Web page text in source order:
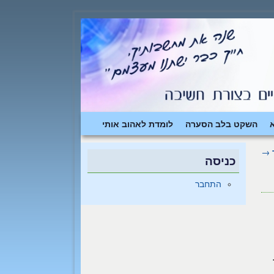
השקט בלב הסערה לומדת לאהוב אותי
כניסה
התחבר
→